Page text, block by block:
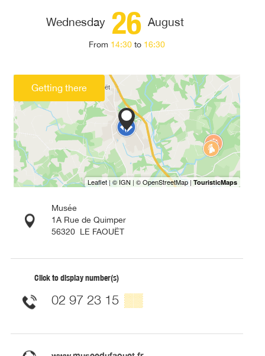
Wednesday 26 August
From 14:30 to 16:30
Getting there
Musée
1A Rue de Quimper
56320 LE FAOUËT
Click to display number(s)
02 97 23 15 ▒▒